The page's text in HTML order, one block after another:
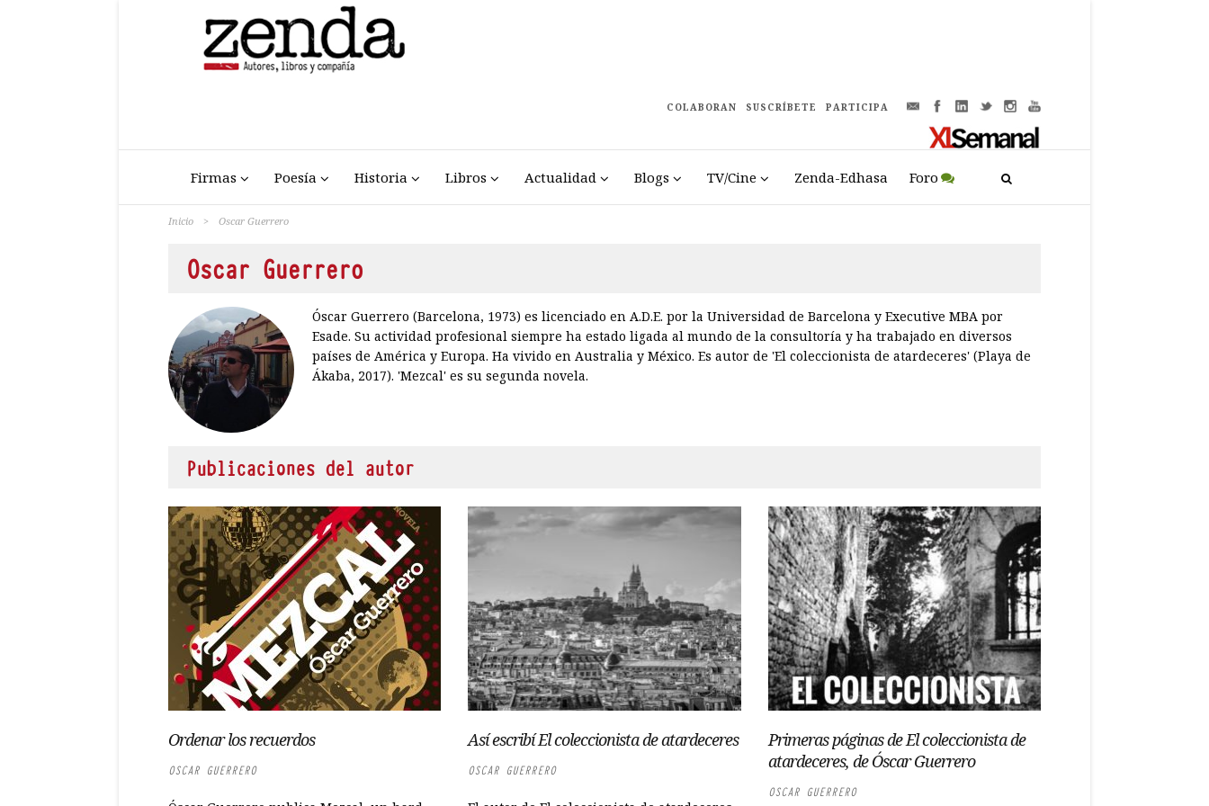
COLABORAN SUSCRÍBETE PARTICIPA
Firmas Poesía Historia Libros Actualidad Blogs TV/Cine Zenda-Edhasa Foro
Inicio > Oscar Guerrero
Oscar Guerrero
Óscar Guerrero (Barcelona, 1973) es licenciado en A.D.E. por la Universidad de Barcelona y Executive MBA por
Esade. Su actividad profesional siempre ha estado ligada al mundo de la consultoría y ha trabajado en diversos
países de América y Europa. Ha vivido en Australia y México. Es autor de 'El coleccionista de atardeceres' (Playa de
Ákaba, 2017). 'Mezcal' es su segunda novela.
Publicaciones del autor
Ordenar los recuerdos
OSCAR GUERRERO
Así escribí El coleccionista de atardeceres
OSCAR GUERRERO
Primeras páginas de El coleccionista de
atardeceres, de Óscar Guerrero
OSCAR GUERRERO